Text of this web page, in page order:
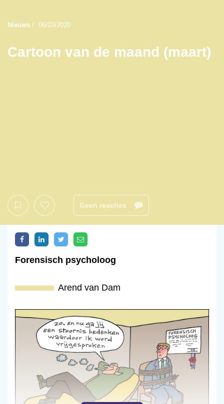
Nieuws / 06/03/2020
Cartoon van de maand (maart)
Geen reacties
Forensisch psycholoog
Arend van Dam